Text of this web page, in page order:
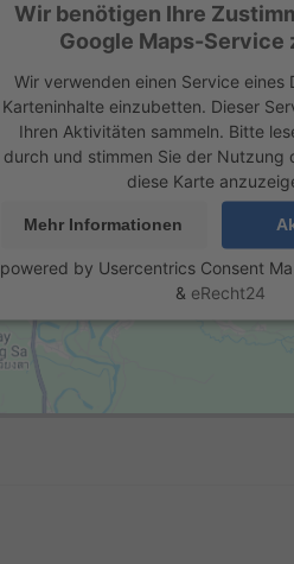
Wir benötigen Ihre
Google Maps-Service
Wir verwenden einen Service eines
Karteninhalte einzubetten. Dieser
Ihren Aktivitäten sammeln. Bitte
durch und stimmen Sie der Nutzung
diese Karte
Mehr Informationen
powered by Usercentrics Consent
& eRecht24